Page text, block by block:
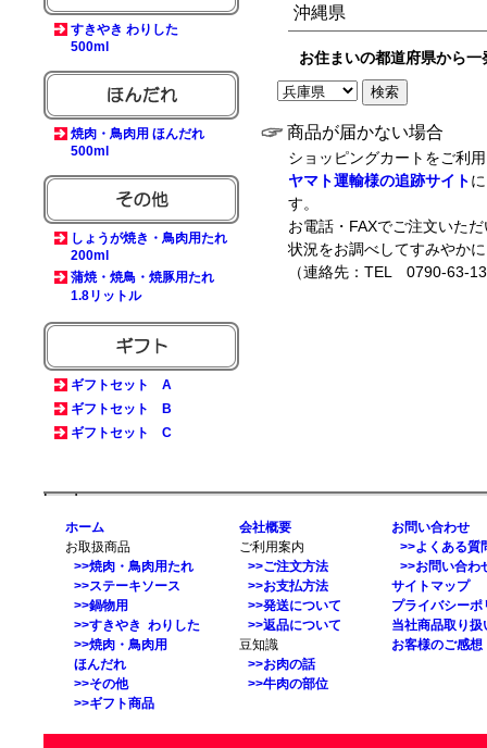
沖縄県
お住まいの都道府県から一
商品が届かない場合
ショッピングカートをご利
ヤマト運輸様の追跡サイト
す。
お電話・FAXでご注文いた
状況をお調べしてすみやか
（連絡先：TEL 0790-63-
すきやき わりした
500ml
焼肉・鳥肉用 ほんだれ
500ml
しょうが焼き・鳥肉用たれ
200ml
蒲焼・焼鳥・焼豚用たれ
1.8リットル
ギフトセット A
ギフトセット B
ギフトセット C
border
ホーム
お取扱商品
>>焼肉・鳥肉用たれ
>>ステーキソース
>>鍋物用
>>すきやき わりした
>>焼肉・鳥肉用
ほんだれ
>>その他
>>ギフト商品
会社概要
ご利用案内
>>ご注文方法
>>お支払方法
>>発送について
>>返品について
豆知識
>>お肉の話
>>牛肉の部位
お問い合わせ
>>よくある質
>>お問い合わ
サイトマップ
プライバシーポ
当社商品取り扱
お客様のご感想